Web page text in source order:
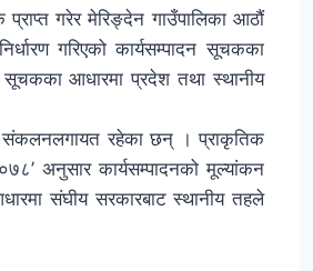
गरेर मेरिङ्देन गाउँपालिका आठौं
गरिएको कार्यसम्पादन सूचकका
सूचकका आधारमा प्रदेश तथा स्थानीय
संकलनलगायत रहेका छन् । प्राकृतिक
अनुसार कार्यसम्पादनको मूल्यांकन
संघीय सरकारबाट स्थानीय तहले